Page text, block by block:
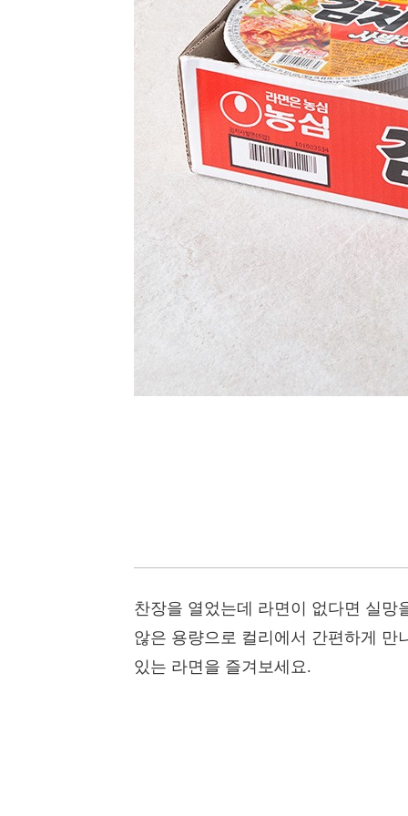
찬장을 열었는데 라면이 없다면 실망
않은 용량으로 컬리에서 간편하게 만
있는 라면을 즐겨보세요.